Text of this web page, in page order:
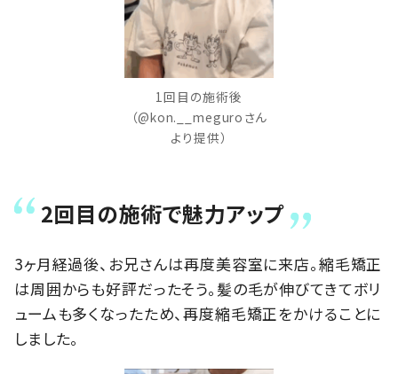
1回目の施術後
（@kon.__meguroさん
より提供）
2回目の施術で魅力アップ
3ヶ月経過後、お兄さんは再度美容室に来店。縮毛矯正
は周囲からも好評だったそう。髪の毛が伸びてきてボリ
ュームも多くなったため、再度縮毛矯正をかけることに
しました。